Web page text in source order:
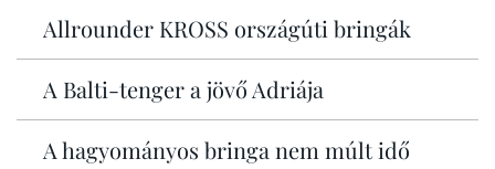
Allrounder KROSS országúti bringák
A Balti-tenger a jövő Adriája
A hagyományos bringa nem múlt idő